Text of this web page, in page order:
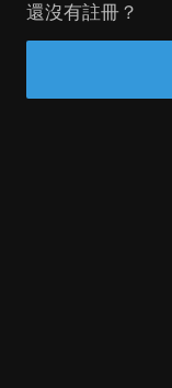
還沒有註冊？